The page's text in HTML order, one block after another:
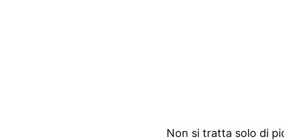
Non si tratta solo di